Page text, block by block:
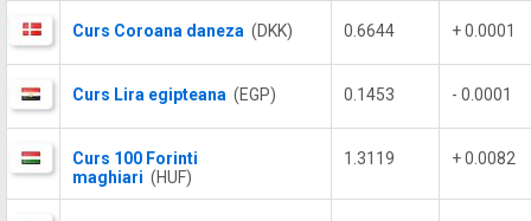
Curs Coroana daneza (DKK) 0.6644 + 0.0001
Curs Lira egipteana (EGP) 0.1453 - 0.0001
Curs 100 Forinti
maghiari (HUF)
1.3119 + 0.0082